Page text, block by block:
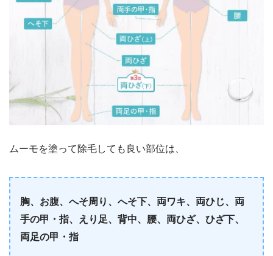
ムーモを塗って除毛しても良い部位は、
胸、お腹、へそ周り、へそ下、両ワキ、両ひじ、両
手の甲・指、えり足、背中、腰、両ひざ、ひざ下、
両足の甲・指